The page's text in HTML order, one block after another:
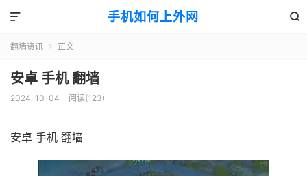
手机如何上外网 

翻墙资讯  正文
安卓 手机 翻墙
2024-10-04 阅读(123)
安卓 手机 翻墙